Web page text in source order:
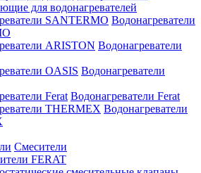
для водонагревателей
Водонагреватели
Водонагреватели
Водонагреватели
Водонагреватели Ferat
Водонагреватели
Смесители
FERAT